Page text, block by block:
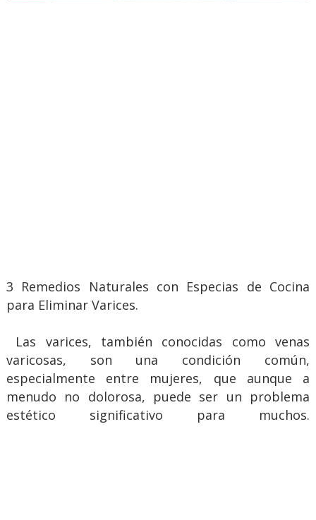
3 Remedios Naturales con Especias de Cocina
para Eliminar Varices.
Las varices, también conocidas como venas
varicosas, son una condición común,
especialmente entre mujeres, que aunque a
menudo no dolorosa, puede ser un problema
estético significativo para muchos.